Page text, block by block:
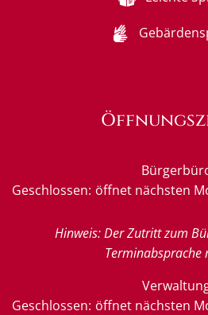
Klicken, um weitere Öffnungs-
Geschlossen: öffnet nächsten
Hinweis: Der Zutritt zum
Terminabsprache
Klicken, um weitere Öffnungs-
Geschlossen: öffnet nächsten